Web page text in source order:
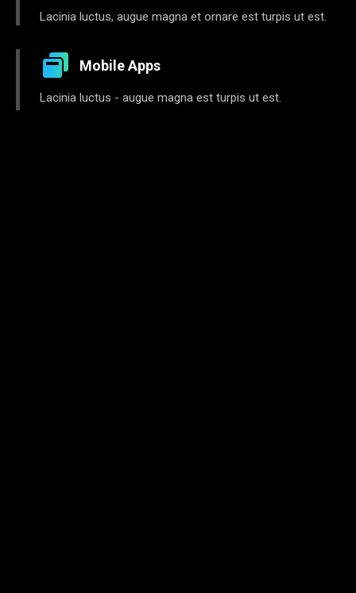
Lacinia luctus, augue magna et ornare est turpis ut est.
Mobile Apps
Lacinia luctus - augue magna est turpis ut est.